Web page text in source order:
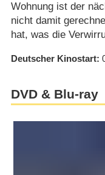
Wohnung ist der
nicht damit
hat, was die
Deutscher Kinostart
DVD & Blu-ray